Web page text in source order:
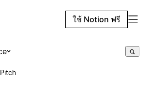
ใช้ Notion ฟรี
Pitch